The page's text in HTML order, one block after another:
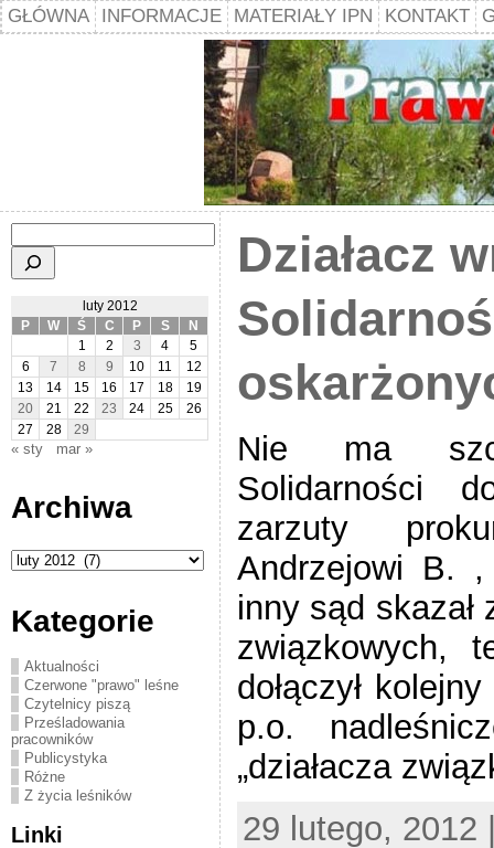
GŁÓWNA INFORMACJE MATERIAŁY IPN KONTAKT
luty 2012
P
W Ś C P S
N
1
2 3 4
5
6
7 8 9 10 11
12
13
14 15 16 17 18
19
20
21 22 23 24 25
26
27
28 29
« sty mar »
Archiwa
Archiwa
Kategorie
Aktualności
Czerwone "prawo" leśne
Czytelnicy piszą
Prześladowania
pracowników
Publicystyka
Różne
Z życia leśników
Linki
Działacz
Nie ma
Solidarności
zarzuty
Andrzejowi B.
inny sąd skazał
związkowych,
dołączył
p.o.
„działacza
29 lutego, 2012